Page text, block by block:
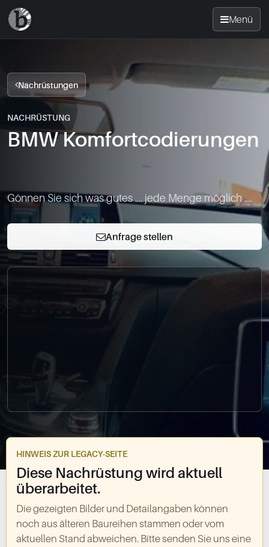
Menü
Nachrüsten
News
Standorte
0049-861-900290
info@bimmer-manufaktur.de
Nachrüstungen
NACHRÜSTUNG
BMW Komfortcodierungen
Gönnen Sie sich was gutes .... jede Menge möglich ....
Anfrage stellen
HINWEIS ZUR LEGACY-SEITE
Diese Nachrüstung wird aktuell
überarbeitet.
Die gezeigten Bilder und Detailangaben können
noch aus älteren Baureihen stammen oder vom
aktuellen Stand abweichen. Bitte senden Sie uns eine